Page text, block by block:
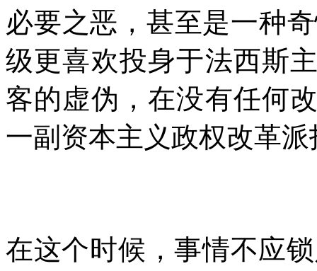
必要之恶，甚至是一种
级更喜欢投身于法西斯
客的虚伪，在没有任何
一副资本主义政权改革
在这个时候，事情不应